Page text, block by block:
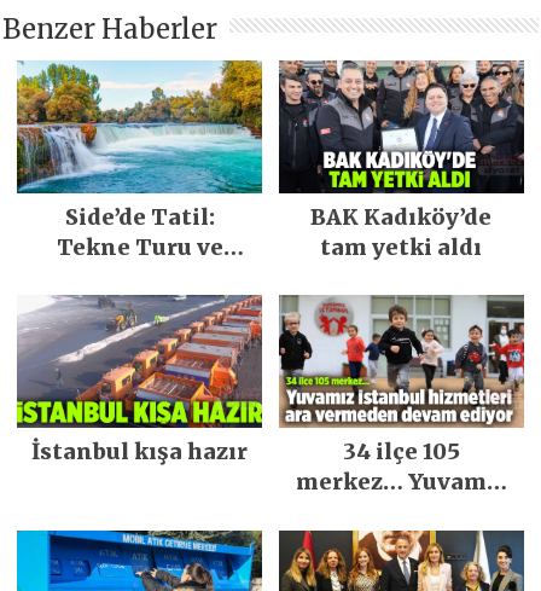
Benzer Haberler
Side’de Tatil:
Tekne Turu ve
BAK Kadıköy’de
tam yetki aldı
İstanbul kışa hazır
34 ilçe 105
merkez… Yuvamız
ara vermeden
devam ediyor